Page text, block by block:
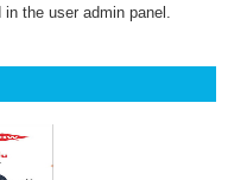
the user admin panel.